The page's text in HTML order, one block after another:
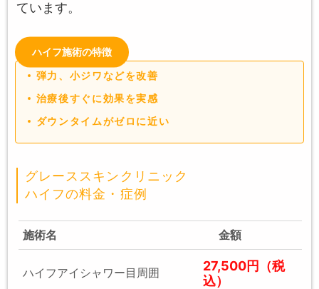
ています。
ハイフ施術の特徴
弾力、小ジワなどを改善
治療後すぐに効果を実感
ダウンタイムがゼロに近い
グレーススキンクリニック
ハイフの料金・症例
施術名 金額
ハイフアイシャワー目周囲
27,500円（税
込）